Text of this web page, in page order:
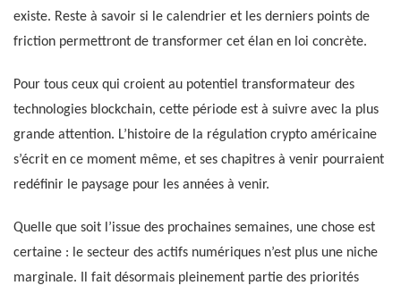
existe. Reste à savoir si le calendrier et les derniers points de
friction permettront de transformer cet élan en loi concrète.
Pour tous ceux qui croient au potentiel transformateur des
technologies blockchain, cette période est à suivre avec la plus
grande attention. L’histoire de la régulation crypto américaine
s’écrit en ce moment même, et ses chapitres à venir pourraient
redéfinir le paysage pour les années à venir.
Quelle que soit l’issue des prochaines semaines, une chose est
certaine : le secteur des actifs numériques n’est plus une niche
marginale. Il fait désormais pleinement partie des priorités